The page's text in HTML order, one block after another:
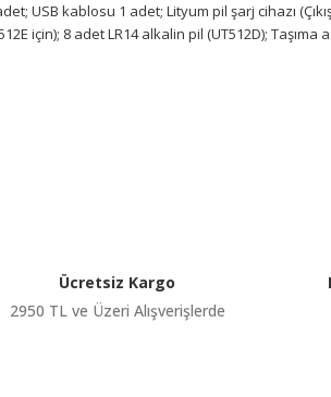
USB kablosu 1 adet; Lityum pil şarj cihazı
için); 8 adet LR14 alkalin pil (UT512D); Taşıma
Ücretsiz Kargo
2950 TL ve Üzeri Alışverişlerde